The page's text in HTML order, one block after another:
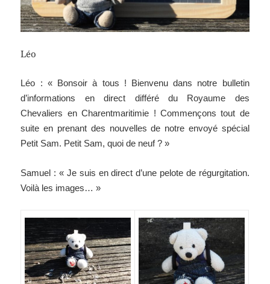
Léo
Léo : « Bonsoir à tous ! Bienvenu dans notre bulletin
d’informations en direct différé du Royaume des
Chevaliers en Charentmaritimie ! Commençons tout de
suite en prenant des nouvelles de notre envoyé spécial
Petit Sam. Petit Sam, quoi de neuf ? »
Samuel : « Je suis en direct d’une pelote de régurgitation.
Voilà les images… »